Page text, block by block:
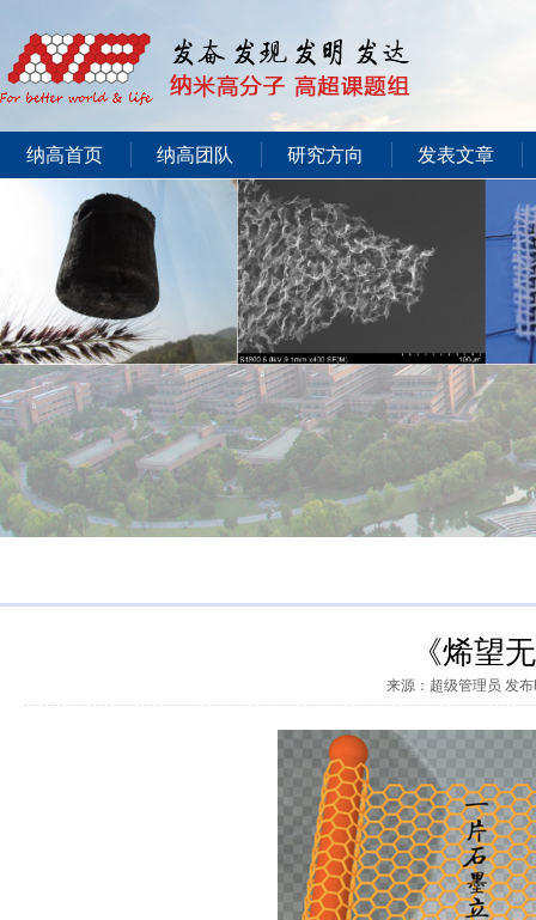
纳高首页 纳高团队 研究方向 发表文章
《烯望
来源：超级管理员 发